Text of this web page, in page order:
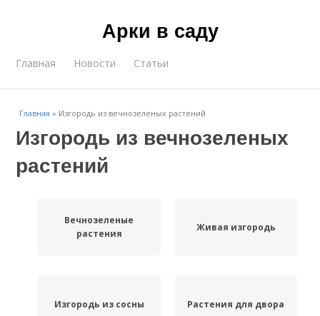
Арки в саду
Главная Новости Статьи
Главная » Изгородь из вечнозеленых растений
Изгородь из вечнозеленых
растений
Вечнозеленые
растения
Живая изгородь
Изгородь из сосны Растения для двора